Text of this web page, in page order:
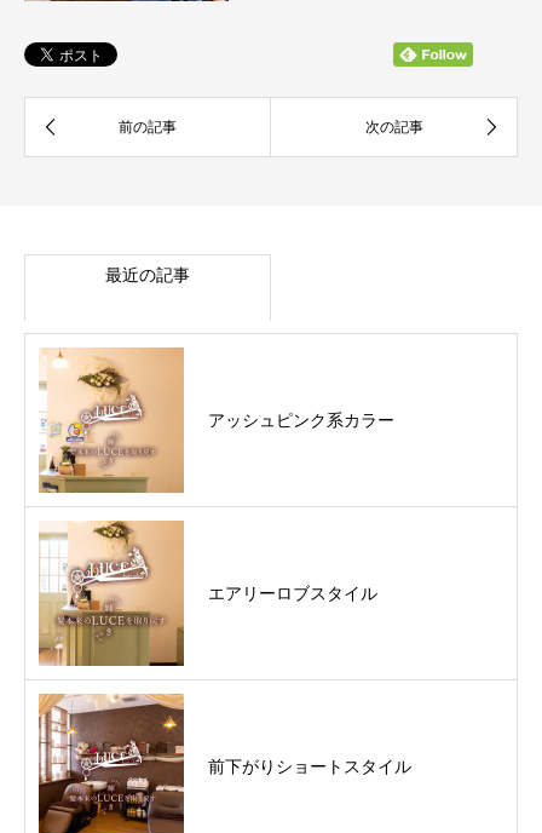
最近の記事
アッシュピンク系カラー
エアリーロブスタイル
前下がりショートスタイル